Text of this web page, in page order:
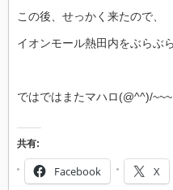
この後、せっかく来たので、
イオンモール熱田内をぶらぶ
ではではまたマハロ(@^^)/~~~
共有:
Facebook X